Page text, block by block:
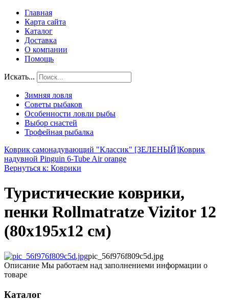
Главная
Карта сайта
Каталог
Доставка
О компании
Помощь
Искать...
Зимняя ловля
Советы рыбаков
Особенности ловли рыбы
Выбор снастей
Трофейная рыбалка
Коврик самонадувающий "Классик" [ЗЕЛЕНЫЙ]Коврик
надувной Pinguin 6-Tube Air orange
Вернуться к: Коврики
Туристические коврики,
пенки Rollmatratze Vizitor 12
(80х195х12 см)
pic_56f976f809c5d.jpg
Описание Мы работаем над заполнениеми информации о
товаре
Каталог